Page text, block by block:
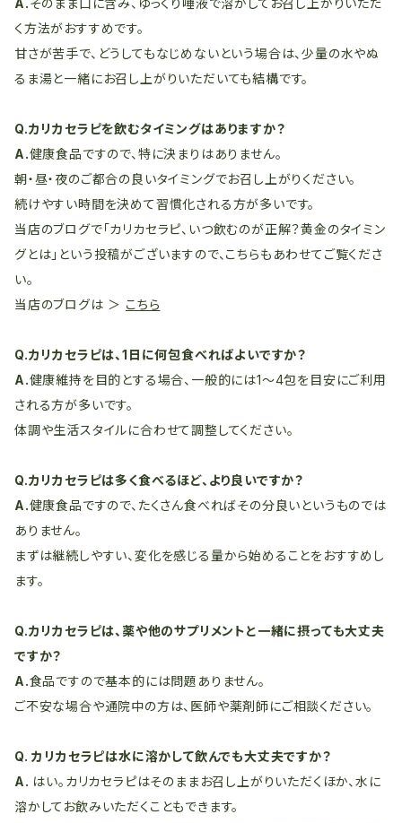
A.そのまま口に含み、ゆっくり唾液で溶かしてお召し上がりいただ
く方法がおすすめです。
甘さが苦手で、どうしてもなじめないという場合は、少量の水やぬ
るま湯と一緒にお召し上がりいただいても結構です。
Q.カリカセラピを飲むタイミングはありますか？
A.健康食品ですので、特に決まりはありません。
朝・昼・夜のご都合の良いタイミングでお召し上がりください。
続けやすい時間を決めて習慣化される方が多いです。
当店のブログで「カリカセラピ、いつ飲むのが正解？黄金のタイミン
グとは」という投稿がございますので、こちらもあわせてご覧くださ
い。
当店のブログは ＞ こちら
Q.カリカセラピは、1日に何包食べればよいですか？
A.健康維持を目的とする場合、一般的には1～4包を目安にご利用
される方が多いです。
体調や生活スタイルに合わせて調整してください。
Q.カリカセラピは多く食べるほど、より良いですか？
A.健康食品ですので、たくさん食べればその分良いというものでは
ありません。
まずは継続しやすい、変化を感じる量から始めることをおすすめし
ます。
Q.カリカセラピは、薬や他のサプリメントと一緒に摂っても大丈夫
ですか？
A.食品ですので基本的には問題ありません。
ご不安な場合や通院中の方は、医師や薬剤師にご相談ください。
Q. カリカセラピは水に溶かして飲んでも大丈夫ですか？
A. はい。カリカセラピはそのままお召し上がりいただくほか、水に
溶かしてお飲みいただくこともできます。